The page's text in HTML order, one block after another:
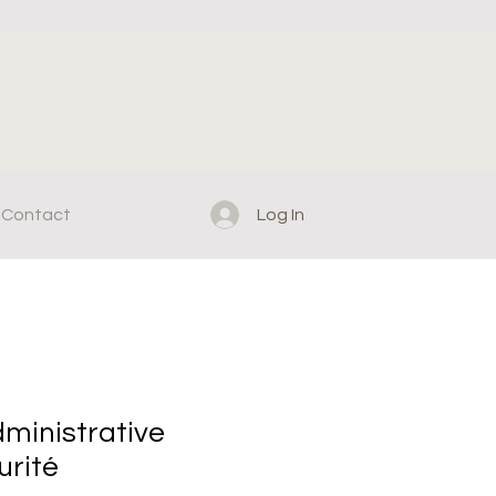
Contact Log In